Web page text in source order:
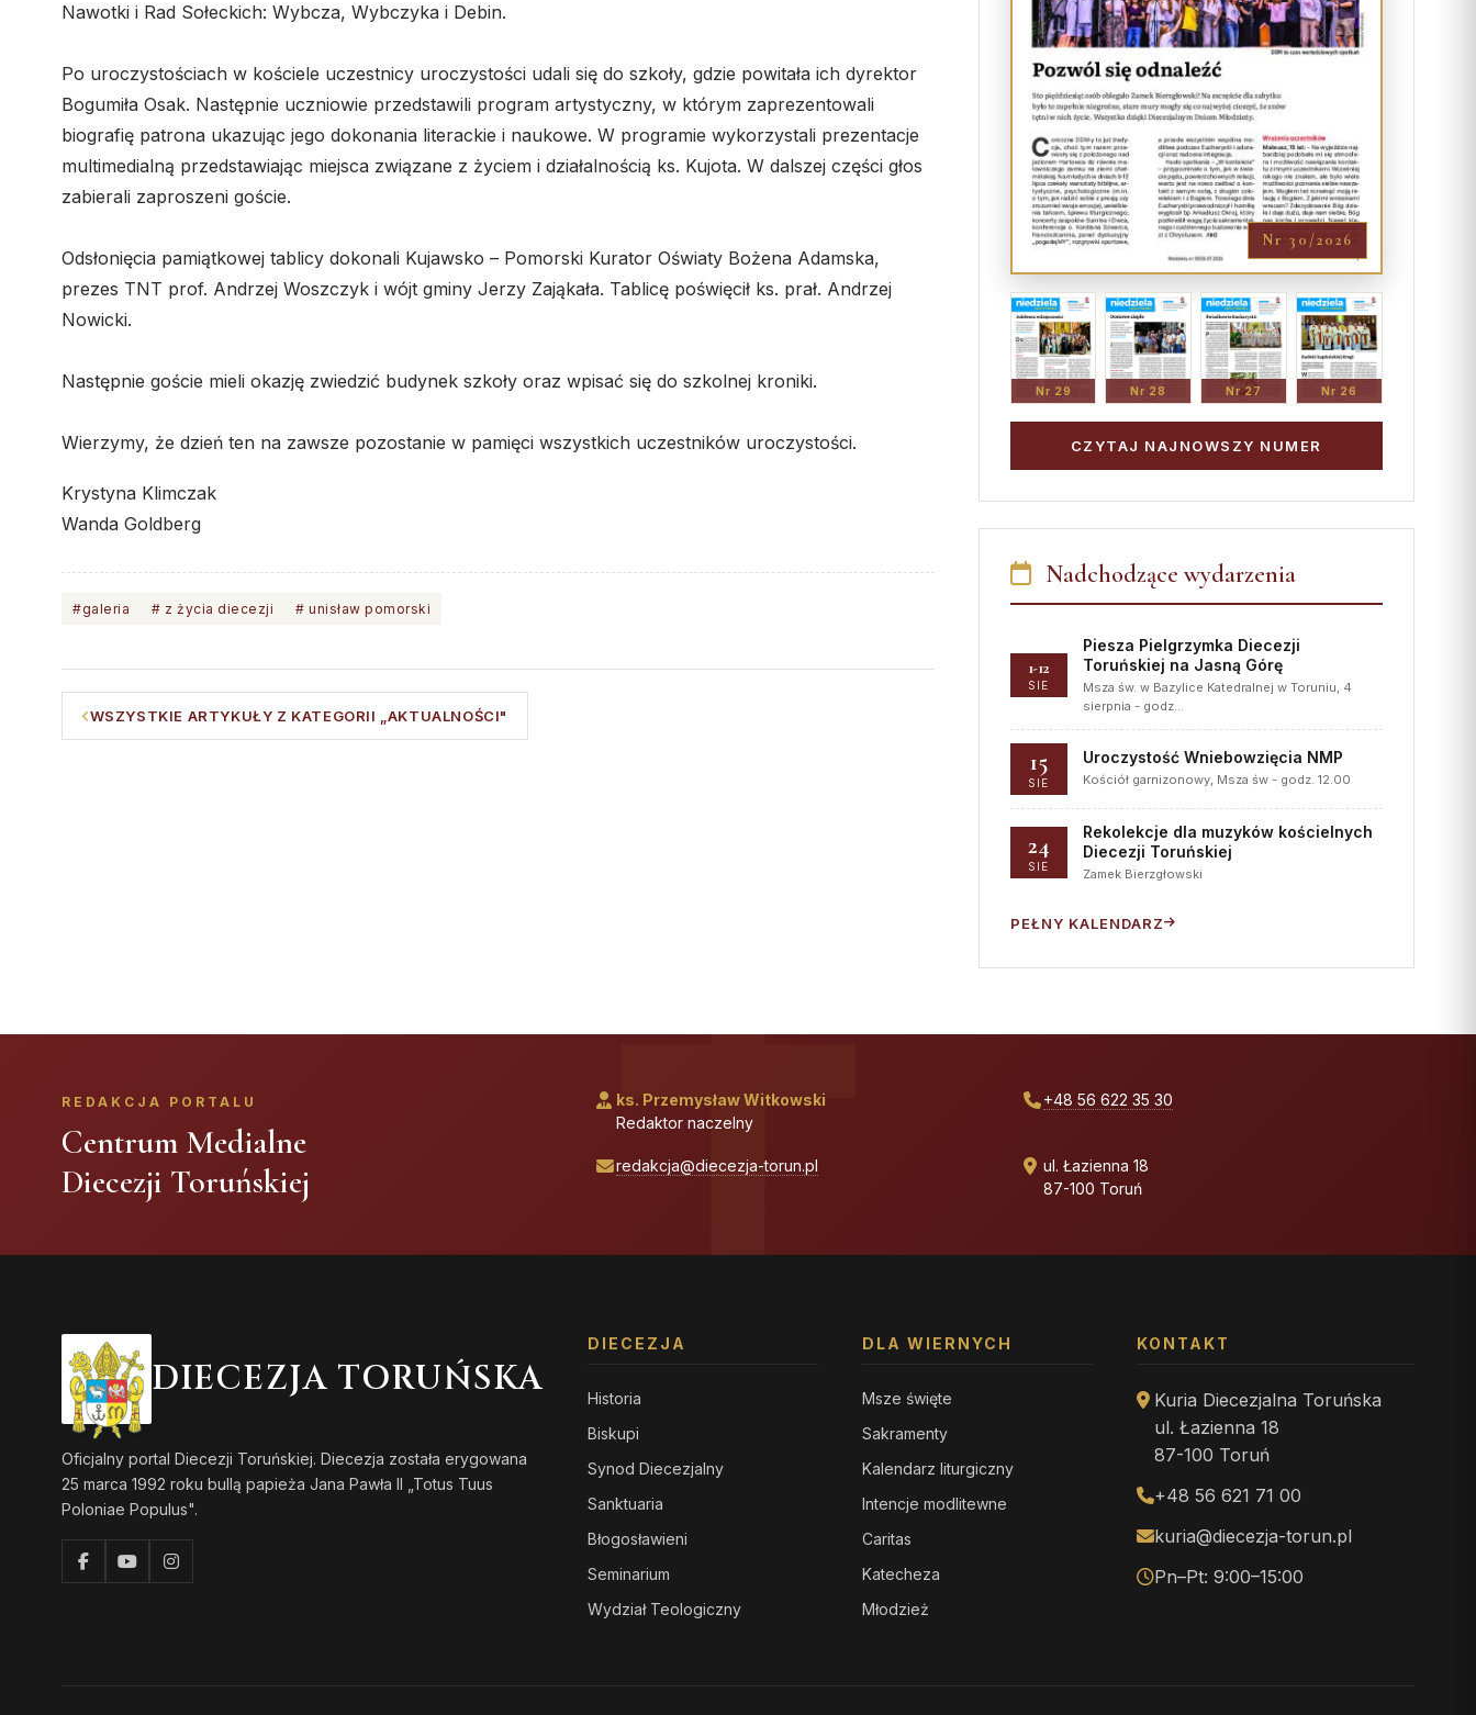
Nawotki i Rad Sołeckich: Wybcza, Wybczyka i Debin.
Po uroczystościach w kościele uczestnicy uroczystości udali się do szkoły, gdzie powitała ich dyrektor
Bogumiła Osak. Następnie uczniowie przedstawili program artystyczny, w którym zaprezentowali
biografię patrona ukazując jego dokonania literackie i naukowe. W programie wykorzystali prezentacje
multimedialną przedstawiając miejsca związane z życiem i działalnością ks. Kujota. W dalszej części głos
zabierali zaproszeni goście.
Odsłonięcia pamiątkowej tablicy dokonali Kujawsko – Pomorski Kurator Oświaty Bożena Adamska,
prezes TNT prof. Andrzej Woszczyk i wójt gminy Jerzy Zająkała. Tablicę poświęcił ks. prał. Andrzej
Nowicki.
Następnie goście mieli okazję zwiedzić budynek szkoły oraz wpisać się do szkolnej kroniki.
Wierzymy, że dzień ten na zawsze pozostanie w pamięci wszystkich uczestników uroczystości.
Krystyna Klimczak
Wanda Goldberg
#galeria # z życia diecezji # unisław pomorski
WSZYSTKIE ARTYKUŁY Z KATEGORII „AKTUALNOŚCI"
Nr 30/2026
Nr 29 Nr 28 Nr 27 Nr 26
CZYTAJ NAJNOWSZY NUMER
Nadchodzące wydarzenia
1-12
SIE
Piesza Pielgrzymka Diecezji
Toruńskiej na Jasną Górę
Msza św. w Bazylice Katedralnej w Toruniu, 4
sierpnia - godz…
15
SIE
Uroczystość Wniebowzięcia NMP
Kościół garnizonowy, Msza św - godz. 12.00
24
SIE
Rekolekcje dla muzyków kościelnych
Diecezji Toruńskiej
Zamek Bierzgłowski
PEŁNY KALENDARZ
REDAKCJA PORTALU
Centrum Medialne
Diecezji Toruńskiej
ks. Przemysław Witkowski
Redaktor naczelny
+48 56 622 35 30
redakcja@diecezja-torun.pl
ul. Łazienna 18
87-100 Toruń
DIECEZJA TORUŃSKA
Oficjalny portal Diecezji Toruńskiej. Diecezja została erygowana
25 marca 1992 roku bullą papieża Jana Pawła II „Totus Tuus
Poloniae Populus".
DIECEZJA
Historia
Biskupi
Synod Diecezjalny
Sanktuaria
Błogosławieni
Seminarium
Wydział Teologiczny
DLA WIERNYCH
Msze święte
Sakramenty
Kalendarz liturgiczny
Intencje modlitewne
Caritas
Katecheza
Młodzież
KONTAKT
Kuria Diecezjalna Toruńska
ul. Łazienna 18
87-100 Toruń
+48 56 621 71 00
kuria@diecezja-torun.pl
Pn–Pt: 9:00–15:00